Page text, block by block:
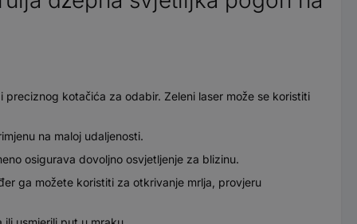
kotačića za odabir. Zeleni laser može se koristiti
na maloj udaljenosti.
osigurava dovoljno osvjetljenje za blizinu.
ga možete koristiti za otkrivanje mrlja, provjeru